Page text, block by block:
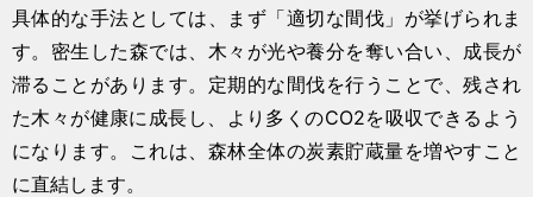
具体的な手法としては、まず「適切な間伐」が挙げられま
す。密生した森では、木々が光や養分を奪い合い、成長が
滞ることがあります。定期的な間伐を行うことで、残され
た木々が健康に成長し、より多くのCO2を吸収できるよう
になります。これは、森林全体の炭素貯蔵量を増やすこと
に直結します。